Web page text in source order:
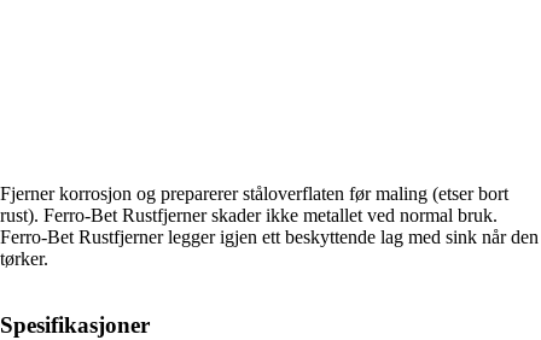
Fjerner korrosjon og preparerer ståloverflaten før maling (etser bort
rust). Ferro-Bet Rustfjerner skader ikke metallet ved normal bruk.
Ferro-Bet Rustfjerner legger igjen ett beskyttende lag med sink når den
tørker.
Spesifikasjoner